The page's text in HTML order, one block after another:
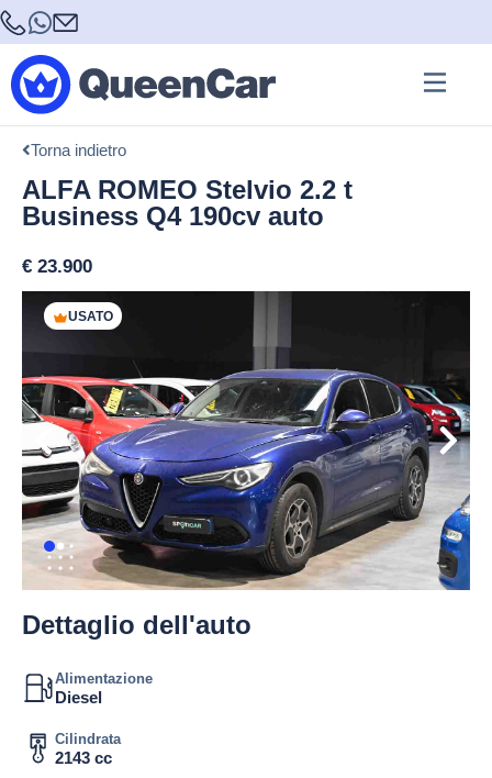
Torna indietro
ALFA ROMEO Stelvio 2.2 t
Business Q4 190cv auto
€ 23.900
USATO
Dettaglio dell'auto
Alimentazione
Diesel
Cilindrata
2143 cc